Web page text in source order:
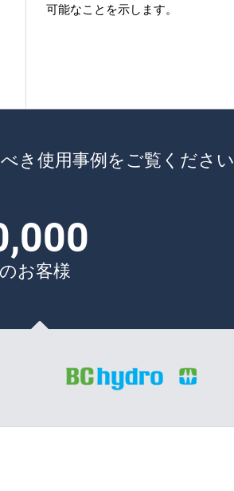
可能なことを示します。
き使用事例をご覧ください
お客様